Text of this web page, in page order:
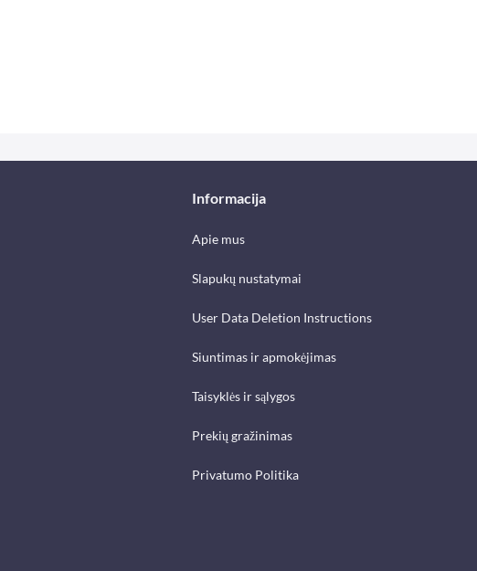
Informacija
Apie mus
Slapukų nustatymai
User Data Deletion Instructions
Siuntimas ir apmokėjimas
Taisyklės ir sąlygos
Prekių gražinimas
Privatumo Politika